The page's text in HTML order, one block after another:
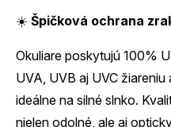
☀️ Špičková ochrana
Okuliare poskytujú 100%
UVA, UVB aj UVC
ideálne na silné slnko.
nielen odolné, ale aj